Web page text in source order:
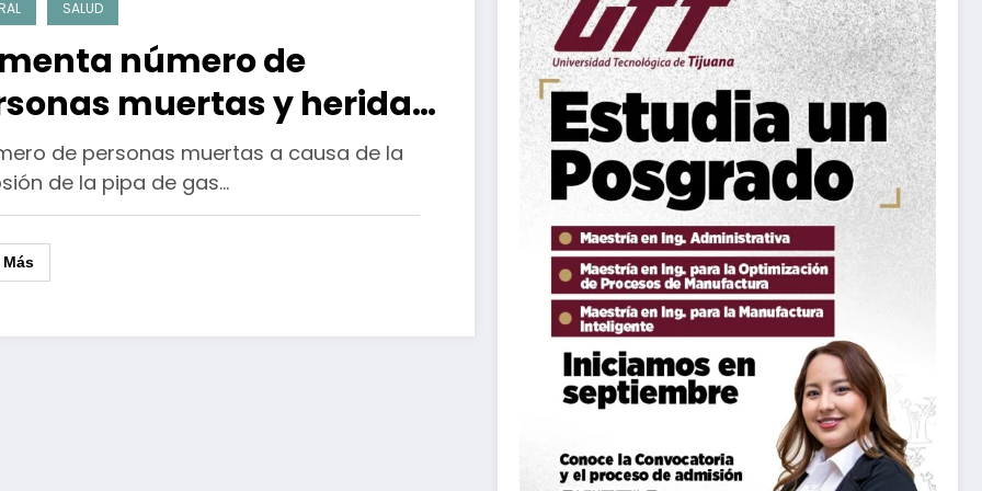
SALUD
número de
muertas y heridas
explosión de pipa de gas
CDMX
de personas muertas a causa de la
de la pipa de gas…
Más